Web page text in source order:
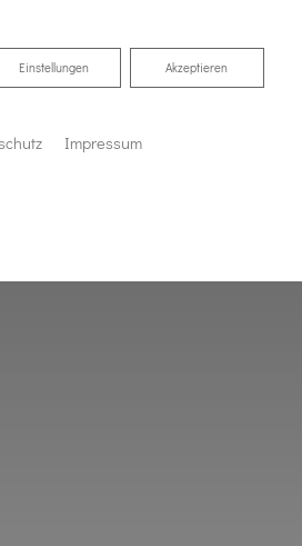
Akzeptieren
Einstellungen
Impressum